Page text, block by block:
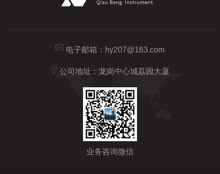
电子邮箱： hy207@163.com
公司地址：龙岗中心城荔园大厦
业务咨询微信